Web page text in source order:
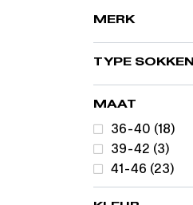
MERK
TYPE SOKKEN
MAAT
36-40 (18)
39-42 (3)
41-46 (23)